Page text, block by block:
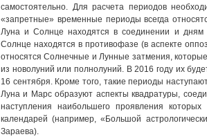
самостоятельно. Для расчета периодов
«запретные» временные периоды всегда
Луна и Солнце находятся в соединении и дням
Солнце находятся в противофазе (в аспекте
относятся Солнечные и Лунные затмения,
из новолуний или полнолуний. В 2016 году их
16 сентября. Кроме того, такие периоды
Луна и Марс образуют аспекты квадратуры,
наступления наибольшего проявления
календарей (например, «Большой
Зараева).